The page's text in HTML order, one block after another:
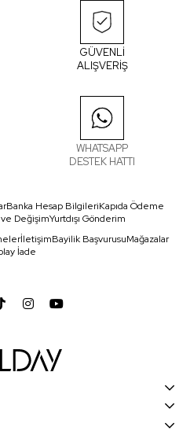
GÜVENLİ
ALIŞVERİŞ
WHATSAPP
DESTEK HATTI
Banka Hesap BilgileriKapıda Ödeme
DeğişimYurtdışı Gönderim
İletişimBayilik BaşvurusuMağazalar
İade